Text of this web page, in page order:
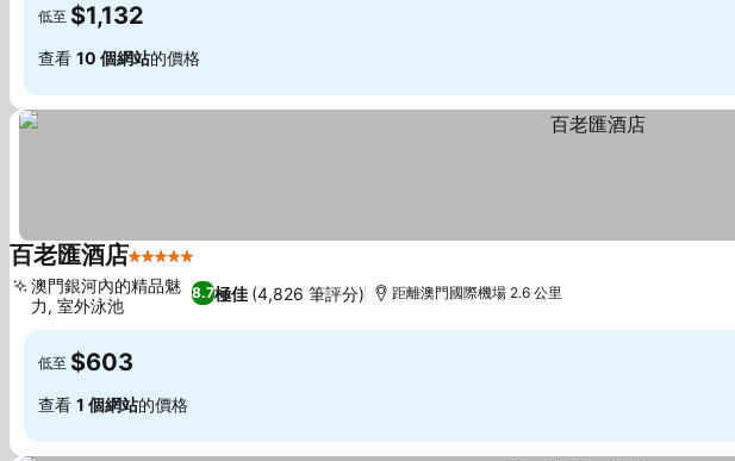
低至 $1,132
查看 10 個網站的價格
百老匯酒店5 星級
8.7極佳 (4,826 筆評分)
澳門銀河內的精品魅
力, 室外泳池
距離澳門國際機場 2.6 公里
低至 $603
查看 1 個網站的價格